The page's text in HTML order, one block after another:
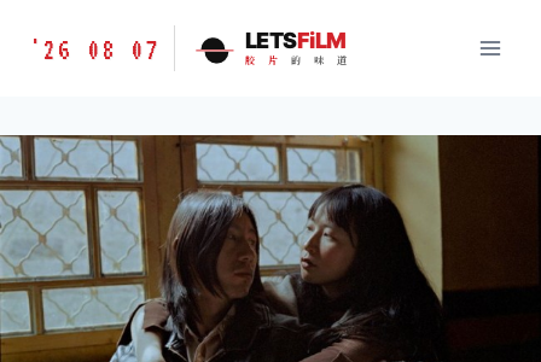
胶
味
道
LETSFILM
'26 08 07 LETSFiLM
胶 片 的 味 道